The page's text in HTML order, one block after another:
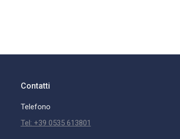
Contatti
Telefono
Tel: +39 0535 613801